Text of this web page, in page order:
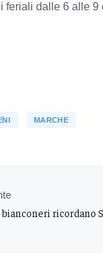
feriali dalle 6 alle 9
MARCHE
bianconeri ricordano